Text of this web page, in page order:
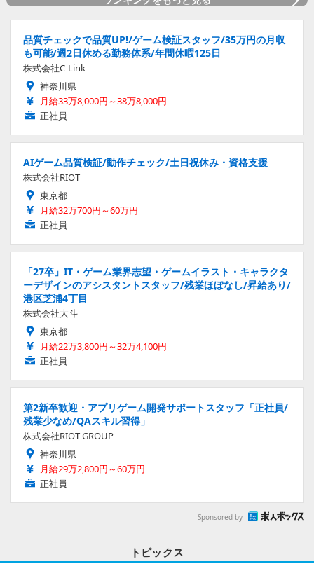
品質チェックで品質UP!/ゲーム検証スタッフ/35万円の月収
も可能/週2日休める勤務体系/年間休暇125日
株式会社C-Link
神奈川県
月給33万8,000円～38万8,000円
正社員
AIゲーム品質検証/動作チェック/土日祝休み・資格支援
株式会社RIOT
東京都
月給32万700円～60万円
正社員
「27卒」IT・ゲーム業界志望・ゲームイラスト・キャラクタ
ーデザインのアシスタントスタッフ/残業ほぼなし/昇給あり/
港区芝浦4丁目
株式会社大斗
東京都
月給22万3,800円～32万4,100円
正社員
第2新卒歓迎・アプリゲーム開発サポートスタッフ「正社員/
残業少なめ/QAスキル習得」
株式会社RIOT GROUP
神奈川県
月給29万2,800円～60万円
正社員
Sponsored by
トピックス